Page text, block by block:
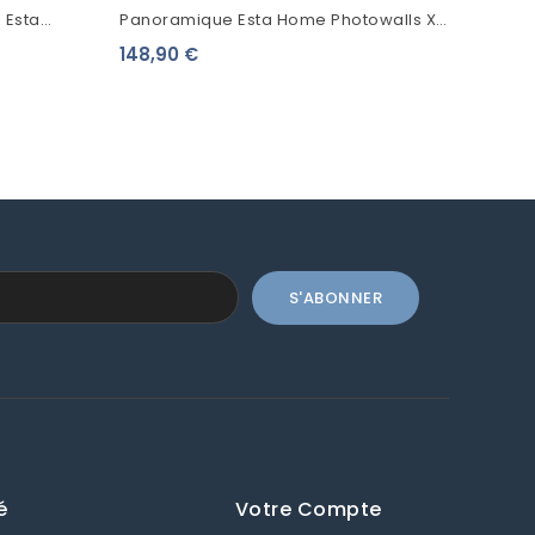
Panoramique Esta Home Photowalls XL²
Flamants Rose 158609
148,90 €
Votre Compte